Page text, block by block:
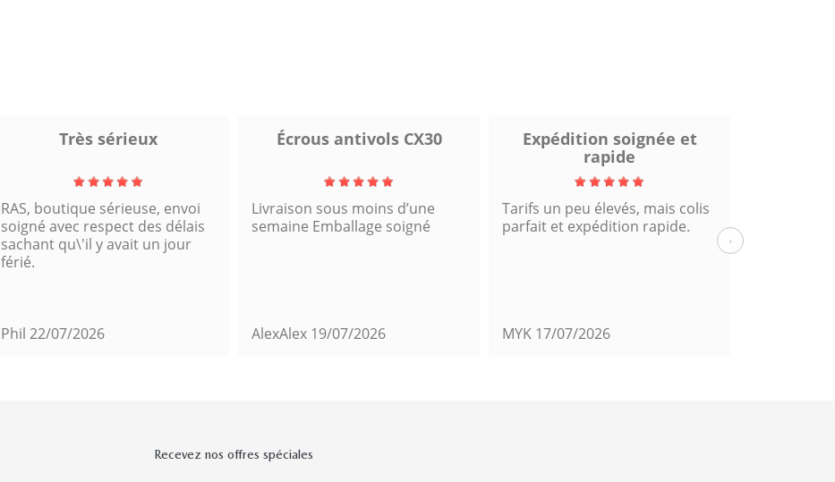
Très sérieux
RAS, boutique sérieuse, envoi
soigné avec respect des délais
sachant qu\'il y avait un jour
férié.
Phil 22/07/2026
Écrous antivols CX30
Livraison sous moins d’une
semaine Emballage soigné
AlexAlex 19/07/2026
Expédition soignée et
rapide
Tarifs un peu élevés, mais colis
parfait et expédition rapide.
MYK 17/07/2026
›
Recevez nos offres spéciales